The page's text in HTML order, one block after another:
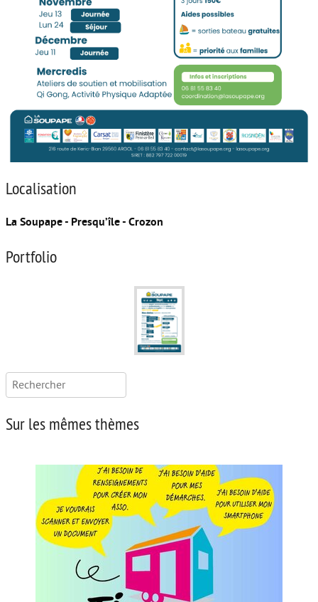
Localisation
La Soupape - Presqu’île - Crozon
Portfolio
Rechercher :
Sur les mêmes thèmes